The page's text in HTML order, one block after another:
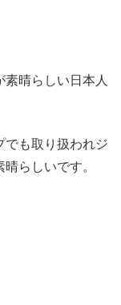
晴らしい日本人
でも取り扱われジ
らしいです。